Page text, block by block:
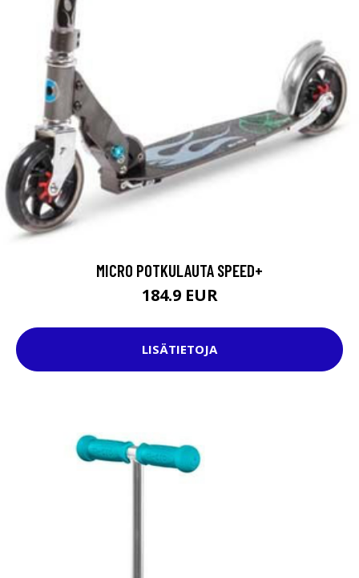
MICRO POTKULAUTA SPEED+
184.9 EUR
LISÄTIETOJA